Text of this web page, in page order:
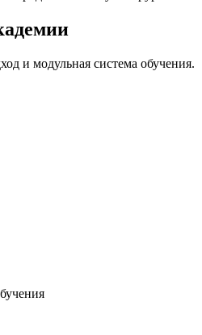
и модульная система обучения.